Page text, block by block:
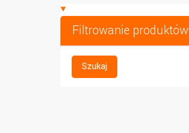
Filtrowanie produktów
Szukaj